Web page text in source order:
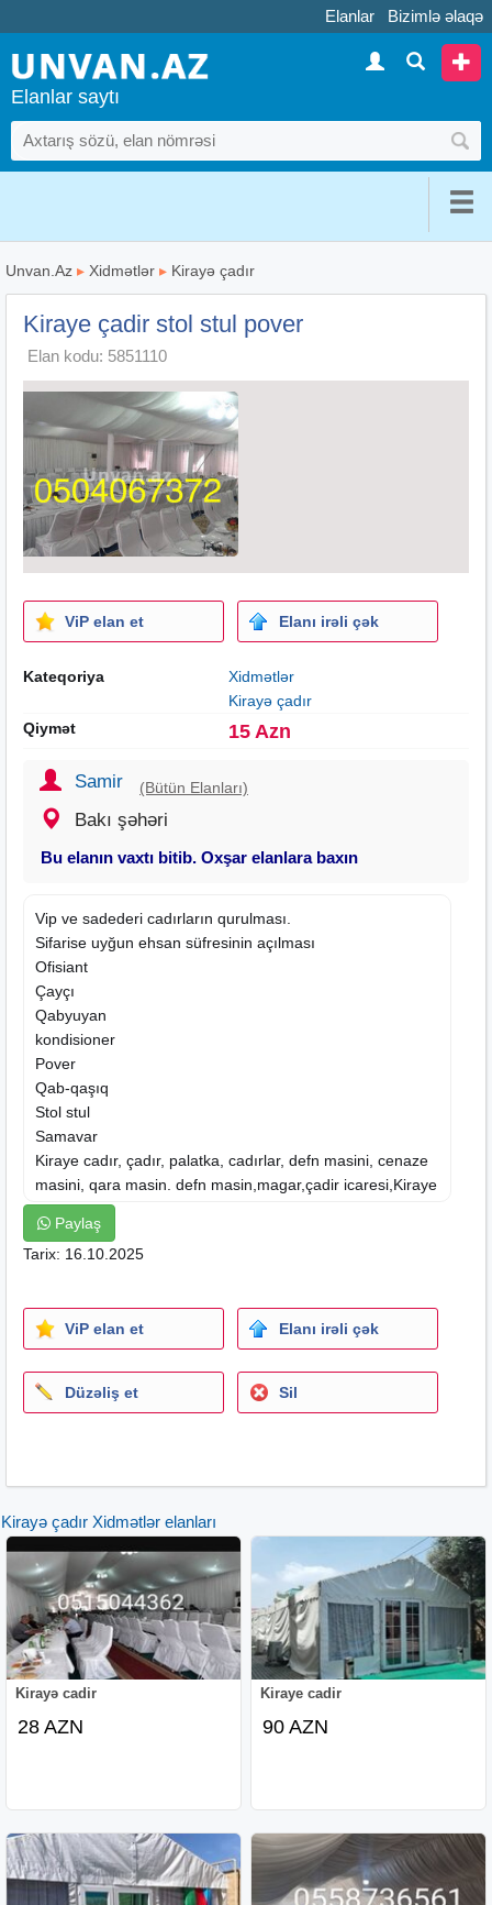
Elanlar Bizimlə əlaqə
Elanlar saytı
Unvan.Az ▸ Xidmətlər ▸ Kirayə çadır
Kiraye çadir stol stul pover
Elan kodu: 5851110
ViP elan et Elanı irəli çək
Kateqoriya
Xidmətlər
Kirayə çadır
Qiymət
15 Azn
Samir (Bütün Elanları)
Bakı şəhəri
Bu elanın vaxtı bitib. Oxşar elanlara baxın
Vip ve sadederi cadırların qurulması.
Sifarise uyğun ehsan süfresinin açılması
Ofisiant
Çayçı
Qabyuyan
kondisioner
Pover
Qab-qaşıq
Stol stul
Samavar
Kiraye cadır, çadır, palatka, cadırlar, defn masini , cenaze
masini, qara masin. defn masin,magar,çadir icaresi,Kiraye
cadır, çadır, palatka, cadırlar, magar,çadir icaresi,Kiraye
cadır, çadır, palatka, cadırlar, magar,çadir icaresi, stol-stul
kirayesi, stol , stul, stol kirayesi, stol icaresi, stul kirayesi ,
qasiq, qab qasiğ, qab kirayesi, qab icaresi, qab qasiğ
kirayesi , qab qasiğ icaresi, qab qasiq kirayesi,kansaner,
kandisioner, kondısıoner
Paylaş
Tarix: 16.10.2025
ViP elan et Elanı irəli çək
Düzəliş et Sil
Kirayə çadır Xidmətlər elanları
Kirayə cadir
28 AZN
Kiraye cadir
90 AZN